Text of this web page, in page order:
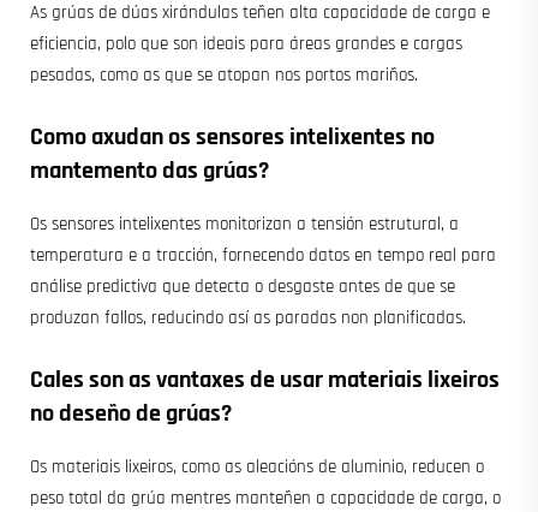
As grúas de dúas xirándulas teñen alta capacidade de carga e
eficiencia, polo que son ideais para áreas grandes e cargas
pesadas, como as que se atopan nos portos mariños.
Como axudan os sensores intelixentes no
mantemento das grúas?
Os sensores intelixentes monitorizan a tensión estrutural, a
temperatura e a tracción, fornecendo datos en tempo real para
análise predictiva que detecta o desgaste antes de que se
produzan fallos, reducindo así as paradas non planificadas.
Cales son as vantaxes de usar materiais lixeiros
no deseño de grúas?
Os materiais lixeiros, como as aleacións de aluminio, reducen o
peso total da grúa mentres manteñen a capacidade de carga, o